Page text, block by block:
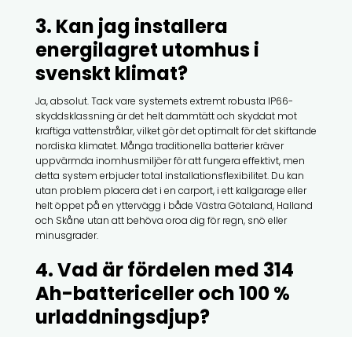
3. Kan jag installera
energilagret utomhus i
svenskt klimat?
Ja, absolut. Tack vare systemets extremt robusta IP66-
skyddsklassning är det helt dammtätt och skyddat mot
kraftiga vattenstrålar, vilket gör det optimalt för det skiftande
nordiska klimatet. Många traditionella batterier kräver
uppvärmda inomhusmiljöer för att fungera effektivt, men
detta system erbjuder total installationsflexibilitet. Du kan
utan problem placera det i en carport, i ett kallgarage eller
helt öppet på en yttervägg i både Västra Götaland, Halland
och Skåne utan att behöva oroa dig för regn, snö eller
minusgrader.
4. Vad är fördelen med 314
Ah-battericeller och 100 %
urladdningsdjup?